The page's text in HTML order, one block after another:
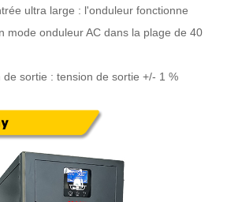
ultra large : l'onduleur fonctionne
mode onduleur AC dans la plage de 40
de sortie : tension de sortie +/- 1 %